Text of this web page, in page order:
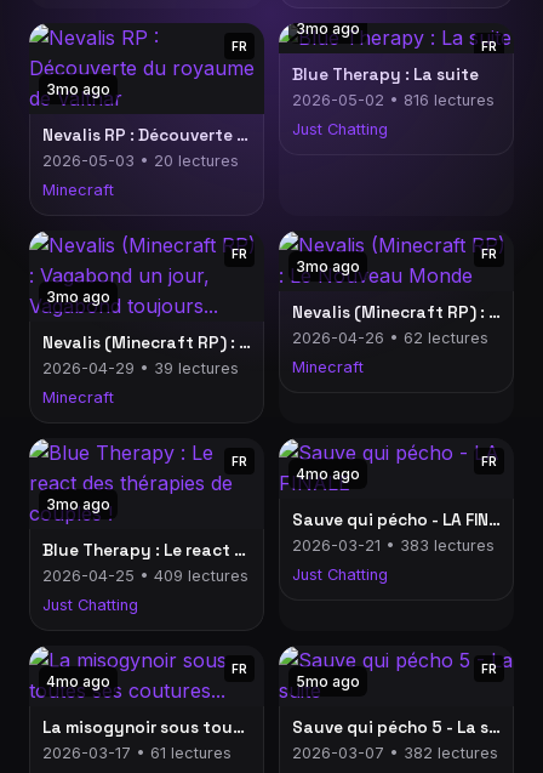
3mo ago
FR
Nevalis RP : Découverte du royaume de Valthar
2026-05-03 • 20 lectures
Minecraft
3mo ago
FR
Blue Therapy : La suite
2026-05-02 • 816 lectures
Just Chatting
3mo ago
FR
Nevalis (Minecraft RP) : Vagabond un jour, Vagabond toujours...
2026-04-29 • 39 lectures
Minecraft
3mo ago
FR
Nevalis (Minecraft RP) : Le Nouveau Monde
2026-04-26 • 62 lectures
Minecraft
3mo ago
FR
Blue Therapy : Le react des thérapies de couples !
2026-04-25 • 409 lectures
Just Chatting
4mo ago
FR
Sauve qui pécho - LA FINALE
2026-03-21 • 383 lectures
Just Chatting
4mo ago
FR
La misogynoir sous toutes ses coutures...
2026-03-17 • 61 lectures
5mo ago
FR
Sauve qui pécho 5 - La suite
2026-03-07 • 382 lectures